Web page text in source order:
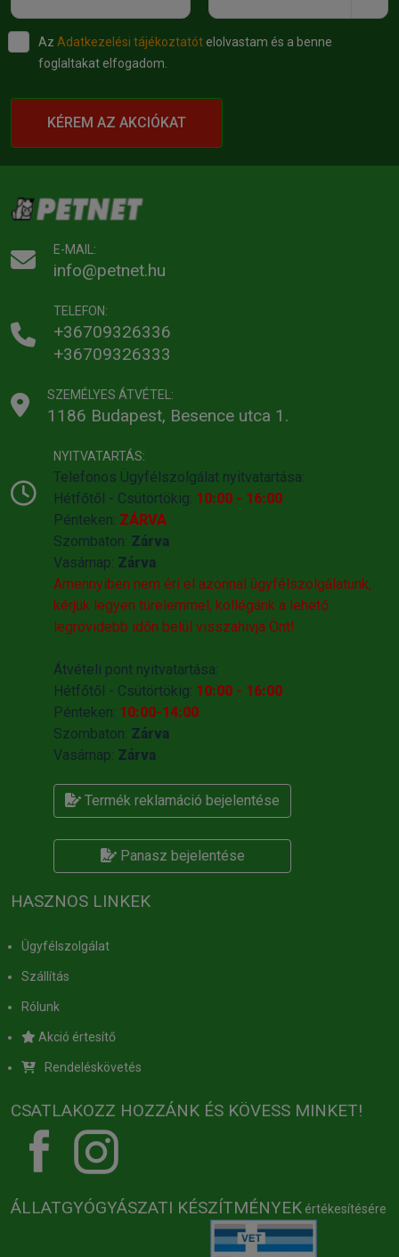
Az Adatkezelési tájékoztatót elolvastam és a benne
foglaltakat elfogadom.
KÉREM AZ AKCIÓKAT
E-MAIL:
info@petnet.hu
TELEFON:
+36709326336
+36709326333
SZEMÉLYES ÁTVÉTEL:
1186 Budapest, Besence utca 1.
NYITVATARTÁS:
Telefonos Ügyfélszolgálat nyitvatartása:
Hétfőtől - Csütörtökig: 10:00 - 16:00
Pénteken: ZÁRVA
Szombaton: Zárva
Vasárnap: Zárva
Amennyiben nem éri el azonnal ügyfélszolgálatunk,
kérjük legyen türelemmel, kollégánk a lehető
legrövidebb időn belül visszahivja Önt!
Átvételi pont nyitvatartása:
Hétfőtől - Csütörtökig: 10:00 - 16:00
Pénteken: 10:00-14:00
Szombaton: Zárva
Vasárnap: Zárva
Termék reklamáció bejelentése
Panasz bejelentése
HASZNOS LINKEK
Ügyfélszolgálat
Szállítás
Rólunk
Akció értesítő
Rendeléskövetés
CSATLAKOZZ HOZZÁNK ÉS KÖVESS MINKET!
ÁLLATGYÓGYÁSZATI KÉSZÍTMÉNYEK értékesítésére